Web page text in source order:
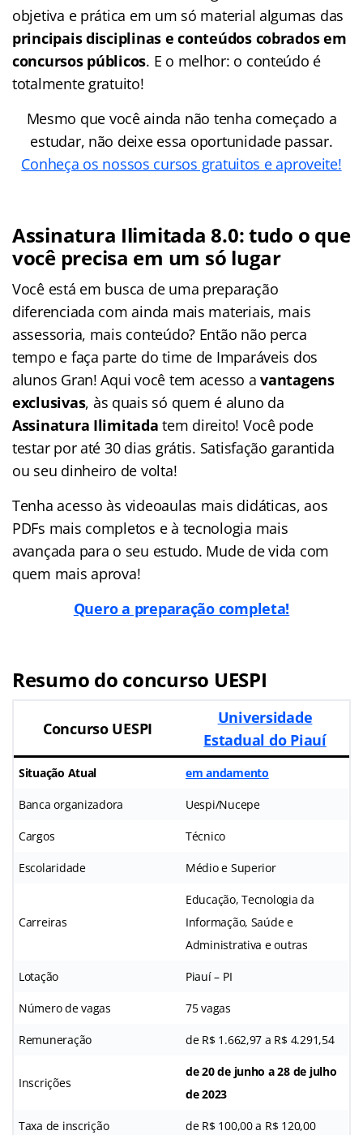
objetiva e prática em um só material algumas das
principais disciplinas e conteúdos cobrados em
concursos públicos. E o melhor: o conteúdo é
totalmente gratuito!
Mesmo que você ainda não tenha começado a
estudar, não deixe essa oportunidade passar.
Conheça os nossos cursos gratuitos e aproveite!
Assinatura Ilimitada 8.0: tudo o que
você precisa em um só lugar
Você está em busca de uma preparação
diferenciada com ainda mais materiais, mais
assessoria, mais conteúdo? Então não perca
tempo e faça parte do time de Imparáveis dos
alunos Gran! Aqui você tem acesso avantagens
exclusivas, às quais só quem é aluno da
Assinatura Ilimitada tem direito! Você pode
testar por até 30 dias grátis. Satisfação garantida
ou seu dinheiro de volta!
Tenha acesso às videoaulas mais didáticas, aos
PDFs mais completos e à tecnologia mais
avançada para o seu estudo. Mude de vida com
quem mais aprova!
Quero a preparação completa!
Resumo do concurso UESPI
Concurso UESPI
Universidade
Estadual do Piauí
Situação Atual em andamento
Banca organizadora Uespi/Nucepe
Cargos Técnico
Escolaridade Médio e Superior
Carreiras
Educação, Tecnologia da
Informação, Saúde e
Administrativa e outras
Lotação Piauí – PI
Número de vagas 75 vagas
Remuneração de R$ 1.662,97 a R$ 4.291,54
Inscrições
de 20 de junho a 28 de julho
de 2023
Taxa de inscrição de R$ 100,00 a R$ 120,00